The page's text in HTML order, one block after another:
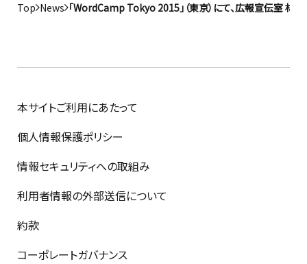
Top News 「WordCamp Tokyo 2015」（東京）にて、広報宣伝室 林
本サイトご利用にあたって
個人情報保護ポリシー
情報セキュリティへの取組み
利用者情報の外部送信について
約款
コーポレートガバナンス